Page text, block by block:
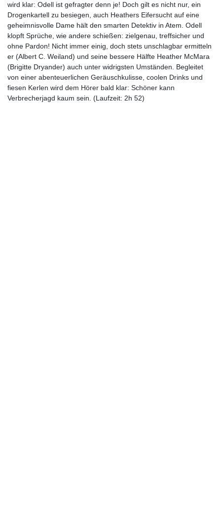
wird klar: Odell ist gefragter denn je! Doch gilt es nicht nur, ein
Drogenkartell zu besiegen, auch Heathers Eifersucht auf eine
geheimnisvolle Dame hält den smarten Detektiv in Atem. Odell
klopft Sprüche, wie andere schießen: zielgenau, treffsicher und
ohne Pardon! Nicht immer einig, doch stets unschlagbar ermitteln
er (Albert C. Weiland) und seine bessere Hälfte Heather McMara
(Brigitte Dryander) auch unter widrigsten Umständen. Begleitet
von einer abenteuerlichen Geräuschkulisse, coolen Drinks und
fiesen Kerlen wird dem Hörer bald klar: Schöner kann
Verbrecherjagd kaum sein. (Laufzeit: 2h 52)